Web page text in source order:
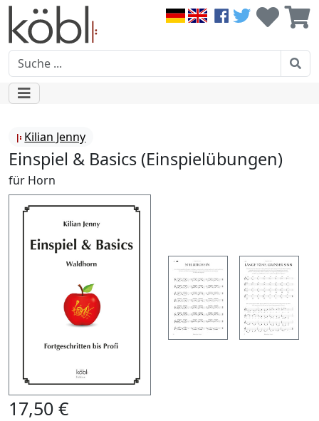
Kilian Jenny
Einspiel & Basics (Einspielübungen)
für Horn
17,50 €